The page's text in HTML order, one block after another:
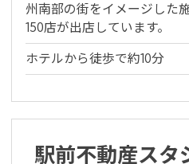
※You will be redirected to
Rates and the membership
州南部の街をイメージした
150店が出店しています。
ホテルから徒歩で約10分
駅前不動産スタ